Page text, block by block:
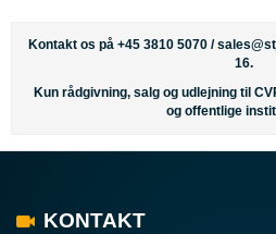
Kontakt os på +45 3810 5070 /
16.
Kun rådgivning, salg og udlejning til
og offentlige
KONTAKT